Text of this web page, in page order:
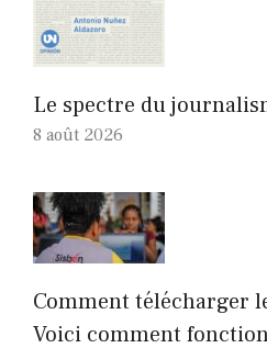
Le spectre du
8 août 2026
Comment télécharger
Voici comment